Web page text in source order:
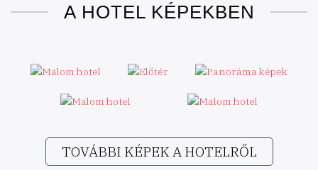
A HOTEL KÉPEKBEN
TOVÁBBI KÉPEK A HOTELRŐL